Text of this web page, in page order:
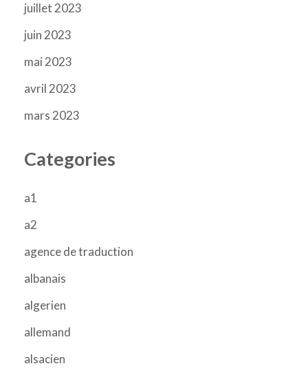
juillet 2023
juin 2023
mai 2023
avril 2023
mars 2023
Categories
a1
a2
agence de traduction
albanais
algerien
allemand
alsacien